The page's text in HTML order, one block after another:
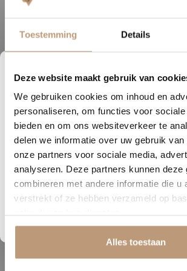
0
DAGEN
20
UREN
59
MINUTEN
Nu tijdelijk 10%
jouw vloer
Vraag snel een offerte aan en
Bekijk plak PVC vloeren
Toestemming Details
Deze website maakt gebruik van
We gebruiken cookies om inhoud en
personaliseren, om functies voor
bieden en om ons websiteverkeer te
delen we informatie over uw gebruik
onze partners voor sociale media,
analyseren. Deze partners kunnen deze
combineren met andere informatie die u
verstrekt of ze hebben verzameld op
Alles toestaan
Breedte (cm) 11.9
Geschikt voor
vloerverwarming
Garantie
Ervaringen van onze
Sophie uit Arnhem -